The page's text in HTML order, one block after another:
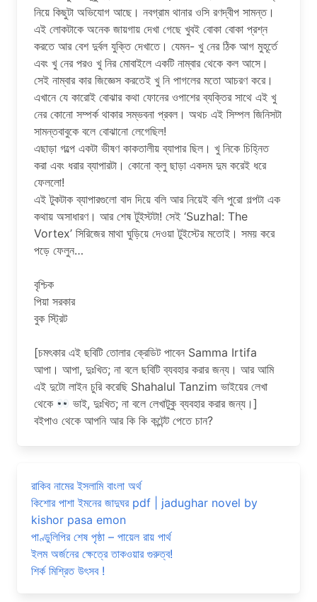
নিয়ে কিছুটা অভিযোগ আছে। নবগ্রাম থানার ওসি রণদ্বীপ সামন্ত।
এই লোকটাকে অনেক জায়গায় দেখা গেছে খুবই বোকা বোকা প্রশ্ন
করতে আর বেশ দুর্বল যুক্তি দেখাতে। যেমন- খু নের ঠিক আগ মুহূর্তে
এবং খু নের পরও খু নির মোবাইলে একটি নাম্বার থেকে কল আসে।
সেই নাম্বার কার জিজ্ঞেস করতেই খু নি পাগলের মতো আচরণ করে।
এখানে যে কারোই বোঝার কথা ফোনের ওপাশের ব্যক্তির সাথে এই খু
নের কোনো সম্পর্ক থাকার সম্ভবনা প্রবল। অথচ এই সিম্পল জিনিসটা
সামন্তবাবুকে বলে বোঝানো লেগেছিল!
এছাড়া গল্পে একটা ভীষণ কাকতালীয় ব্যাপার ছিল। খু নিকে চিহ্নিত
করা এবং ধরার ব্যাপারটা। কোনো ক্লু ছাড়া একদম দুম করেই ধরে
ফেললো!
এই টুকটাক ব্যাপারগুলো বাদ দিয়ে বলি আর নিয়েই বলি পুরো গল্পটা এক
কথায় অসাধারণ। আর শেষ টুইস্টটা! সেই ‘Suzhal: The
Vortex’ সিরিজের মাথা ঘুড়িয়ে দেওয়া টুইস্টের মতোই। সময় করে
পড়ে ফেলুন…
বৃশ্চিক
পিয়া সরকার
বুক স্ট্রিট
[চমৎকার এই ছবিটি তোলার ক্রেডিট পাবেন Samma Irtifa
আপা। আপা, দুঃখিত; না বলে ছবিটি ব্যবহার করার জন্য। আর আমি
এই দুটো লাইন চুরি করেছি Shahalul Tanzim ভাইয়ের লেখা
থেকে
ভাই, দুঃখিত; না বলে লেখাটুকু ব্যবহার করার জন্য।]
বইপাও থেকে আপনি আর কি কি কন্টেন্ট পেতে চান?
রাকিব নামের ইসলামি বাংলা অর্থ
কিশোর পাশা ইমনের জাদুঘর pdf | jadughar novel by
kishor pasa emon
পাণ্ডুলিপির শেষ পৃষ্ঠা – পায়েল রায় পার্থ
ইলম অর্জনের ক্ষেত্রে তাকওয়ার গুরুত্ব!
শির্ক মিশ্রিত উৎসব !